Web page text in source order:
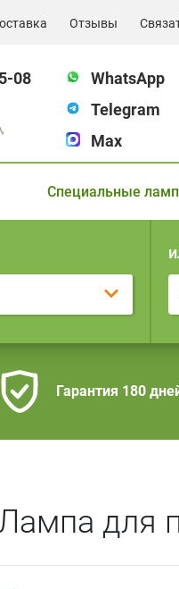
Отзывы
08
WhatsApp
Telegram
Max
Специальные
Гарантия 180
для